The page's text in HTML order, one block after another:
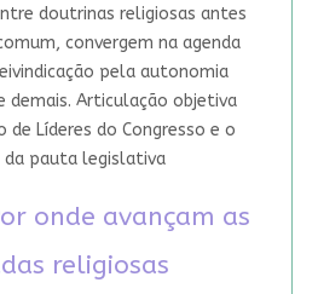
doutrinas religiosas antes
convergem na agenda
pela autonomia
demais. Articulação objetiva
de Líderes do Congresso e o
pauta legislativa
onde avançam as
religiosas